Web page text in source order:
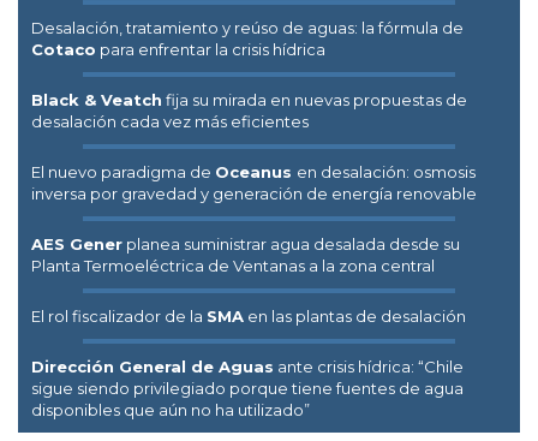
Desalación, tratamiento y reúso de aguas: la fórmula de
Cotaco para enfrentar la crisis hídrica
Black & Veatch fija su mirada en nuevas propuestas de
desalación cada vez más eficientes
El nuevo paradigma de Oceanus en desalación: osmosis
inversa por gravedad y generación de energía renovable
AES Gener planea suministrar agua desalada desde su
Planta Termoeléctrica de Ventanas a la zona central
El rol fiscalizador de la SMA en las plantas de desalación
Dirección General de Aguas ante crisis hídrica: “Chile
sigue siendo privilegiado porque tiene fuentes de agua
disponibles que aún no ha utilizado”